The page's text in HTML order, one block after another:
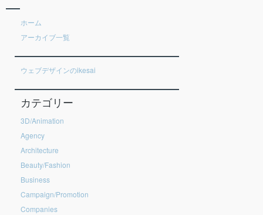
ホーム
アーカイブ一覧
ウェブデザインのikesai
カテゴリー
3D/Animation
Agency
Architecture
Beauty/Fashion
Business
Campaign/Promotion
Companies